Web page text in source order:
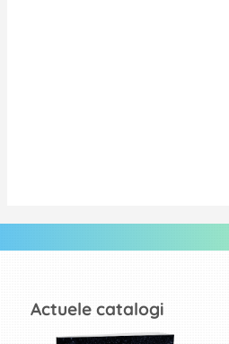
Actuele catalogi